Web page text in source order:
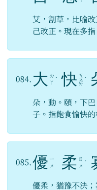
艾，割草，比喻
己改正。現在多指
084. 大 ㄉ
ㄚ ˋ 快 ㄎ
ㄨ
ㄞ
ˋ
朵，動。頤，下
子。指飽食愉快
085. 優 ㄧ
ㄡ
柔 ㄖ
ㄡ ˊ
優柔，猶豫不決